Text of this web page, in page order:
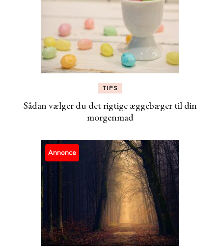
TIPS
Sådan vælger du det rigtige æggebæger til din
morgenmad
Annonce